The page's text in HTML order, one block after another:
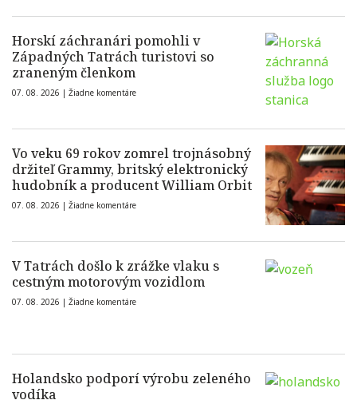
Horskí záchranári pomohli v
Západných Tatrách turistovi so
zraneným členkom
07. 08. 2026 | Žiadne komentáre
Vo veku 69 rokov zomrel trojnásobný
držiteľ Grammy, britský elektronický
hudobník a producent William Orbit
07. 08. 2026 | Žiadne komentáre
V Tatrách došlo k zrážke vlaku s
cestným motorovým vozidlom
07. 08. 2026 | Žiadne komentáre
Holandsko podporí výrobu zeleného
vodíka